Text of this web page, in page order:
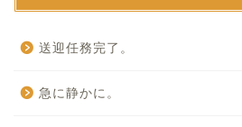
送迎任務完了。
急に静かに。